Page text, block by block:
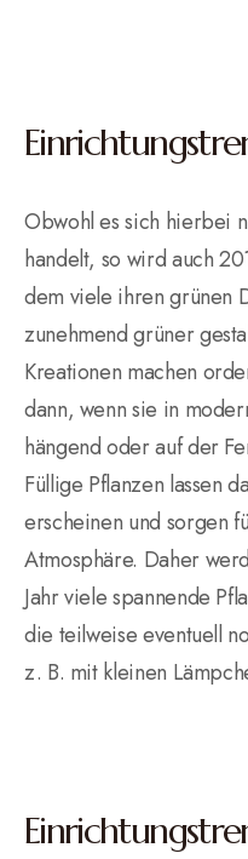
Obwohl es sich hierbei
handelt, so wird auch
dem viele ihren grünen
zunehmend grüner
Kreationen machen
dann, wenn sie in
hängend oder auf der
Füllige Pflanzen lassen
erscheinen und sorgen
Atmosphäre. Daher
Jahr viele spannende
die teilweise eventuell
z. B. mit kleinen